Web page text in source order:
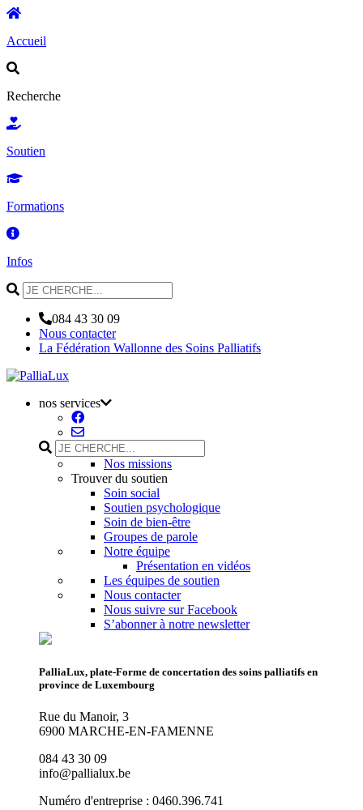
Accueil
Recherche
Soutien
Formations
Infos
084 43 30 09
Nous contacter
La Fédération Wallonne des Soins Palliatifs
nos services
Nos missions
Trouver du soutien
Soin social
Soutien psychologique
Soin de bien-être
Groupes de parole
Notre équipe
Présentation en vidéos
Les équipes de soutien
Nous contacter
Nous suivre sur Facebook
S’abonner à notre newsletter
PalliaLux, plate-Forme de concertation des soins palliatifs en
province de Luxembourg
Rue du Manoir, 3
6900 MARCHE-EN-FAMENNE
084 43 30 09
info@pallialux.be
Numéro d'entreprise : 0460.396.741